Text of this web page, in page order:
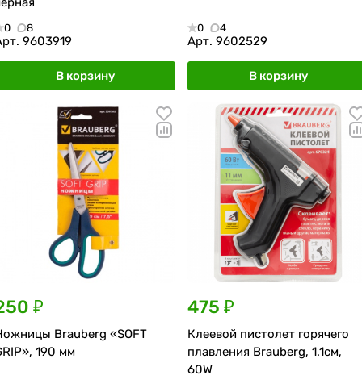
0 8
9603919
В корзину
0 4
Арт. 9602529
В корзину
₽
Brauberg «SOFT
190 мм
475 ₽
Клеевой пистолет горячего
плавления Brauberg, 1.1см,
60W